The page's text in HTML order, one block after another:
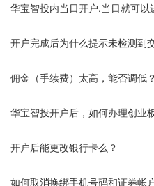
华宝智投内当日开户,当日就可以
开户完成后为什么提示未检测到
佣金（手续费）太高，能否调低？
华宝智投开户后，如何办理创业
开户后能更改银行卡么？
如何取消换绑手机号码和证券帐